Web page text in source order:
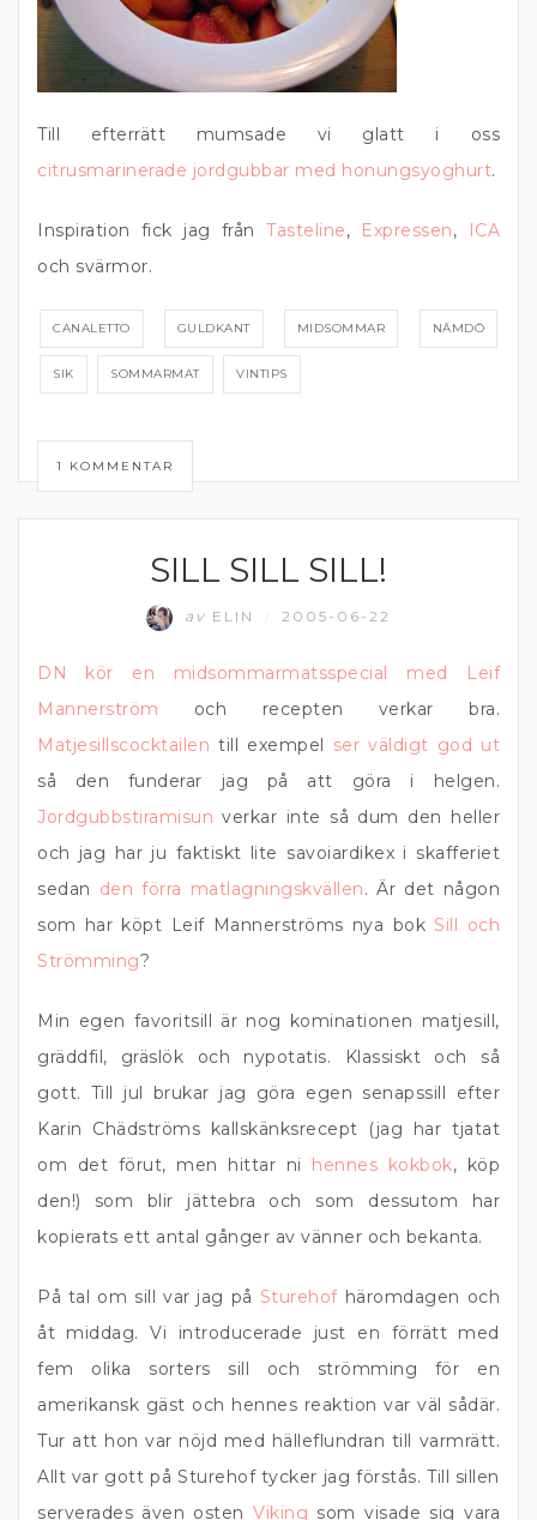
Till efterrätt mumsade vi glatt i oss
citrusmarinerade jordgubbar med honungsyoghurt.
Inspiration fick jag från Tasteline, Expressen,
ICA
och svärmor.
CANALETTO GULDKANT MIDSOMMAR NÄMDÖ
SIK SOMMARMAT VINTIPS
1 KOMMENTAR
SILL SILL SILL!
av ELIN 2005-06-22
DN kör en midsommarmatsspecial med Leif
Mannerström och recepten verkar bra.
Matjesillscocktailen till exempel ser väldigt god ut
så den funderar jag på att göra i helgen.
Jordgubbstiramisun verkar inte så dum den heller
och jag har ju faktiskt lite savoiardikex i skafferiet
sedan den förra matlagningskvällen. Är det någon
som har köpt Leif Mannerströms nya bok Sill och
Strömming?
Min egen favoritsill är nog kominationen matjesill,
gräddfil, gräslök och nypotatis. Klassiskt och så
gott. Till jul brukar jag göra egen senapssill efter
Karin Chädströms kallskänksrecept (jag har tjatat
om det förut, men hittar ni hennes kokbok, köp
den!) som blir jättebra och som dessutom har
kopierats ett antal gånger av vänner och bekanta.
På tal om sill var jag på Sturehofhäromdagen och
åt middag. Vi introducerade just en förrätt med
fem olika sorters sill och strömming för en
amerikansk gäst och hennes reaktion var väl sådär.
Tur att hon var nöjd med hälleflundran till varmrätt.
Allt var gott på Sturehof tycker jag förstås. Till sillen
serverades även ostenViking som visade sig vara